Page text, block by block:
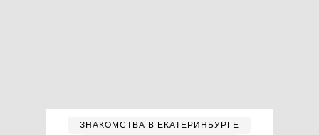
ЗНАКОМСТВА В ЕКАТЕРИНБУРГЕ